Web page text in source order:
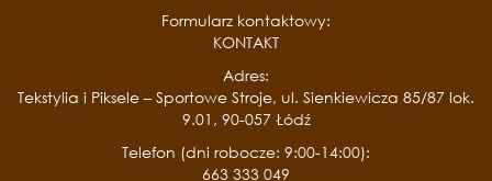
Formularz kontaktowy:
KONTAKT
Adres:
Tekstylia i Piksele – Sportowe Stroje, ul. Sienkiewicza 85/87 lok.
9.01, 90-057 Łódź
Telefon (dni robocze: 9:00-14:00):
663 333 049